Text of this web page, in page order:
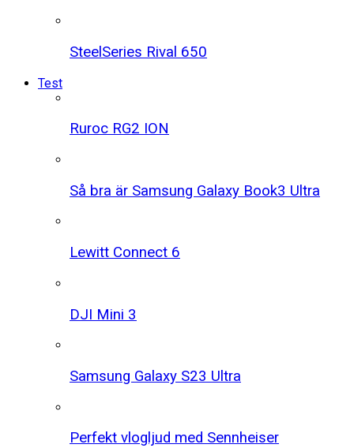
SteelSeries Rival 650
Test
Ruroc RG2 ION
Så bra är Samsung Galaxy Book3 Ultra
Lewitt Connect 6
DJI Mini 3
Samsung Galaxy S23 Ultra
Perfekt vlogljud med Sennheiser